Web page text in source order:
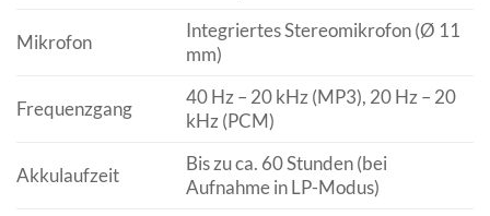
Mikrofon
Integriertes Stereomikrofon (Ø 11
mm)
Frequenzgang
40 Hz – 20 kHz (MP3), 20 Hz – 20
kHz (PCM)
Akkulaufzeit
Bis zu ca. 60 Stunden (bei
Aufnahme in LP-Modus)